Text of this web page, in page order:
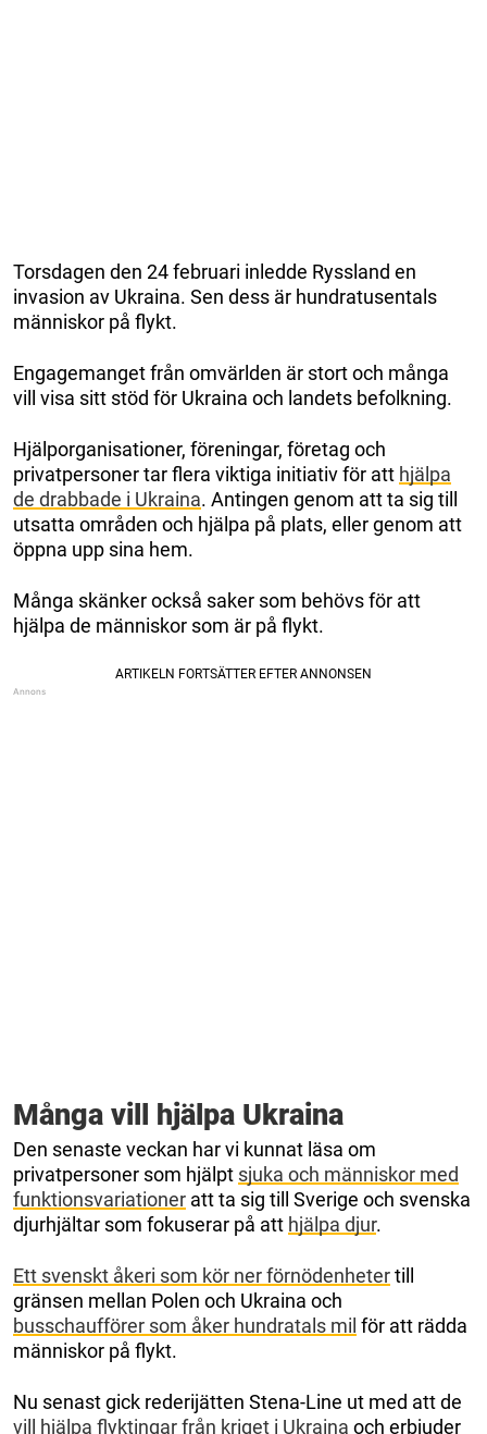
Torsdagen den 24 februari inledde Ryssland en
invasion av Ukraina. Sen dess är hundratusentals
människor på flykt.
Engagemanget från omvärlden är stort och många
vill visa sitt stöd för Ukraina och landets befolkning.
Hjälporganisationer, föreningar, företag och
privatpersoner tar flera viktiga initiativ för att hjälpa
de drabbade i Ukraina. Antingen genom att ta sig till
utsatta områden och hjälpa på plats, eller genom att
öppna upp sina hem.
Många skänker också saker som behövs för att
hjälpa de människor som är på flykt.
Många vill hjälpa Ukraina
Den senaste veckan har vi kunnat läsa om
privatpersoner som hjälpt sjuka och människor med
funktionsvariationer att ta sig till Sverige och svenska
djurhjältar som fokuserar på att hjälpa djur.
Ett svenskt åkeri som kör ner förnödenhetertill
gränsen mellan Polen och Ukraina och
busschaufförer som åker hundratals mil för att rädda
människor på flykt.
Nu senast gick rederijätten Stena-Line ut med att de
vill hjälpa flyktingar från kriget i Ukraina och erbjuder